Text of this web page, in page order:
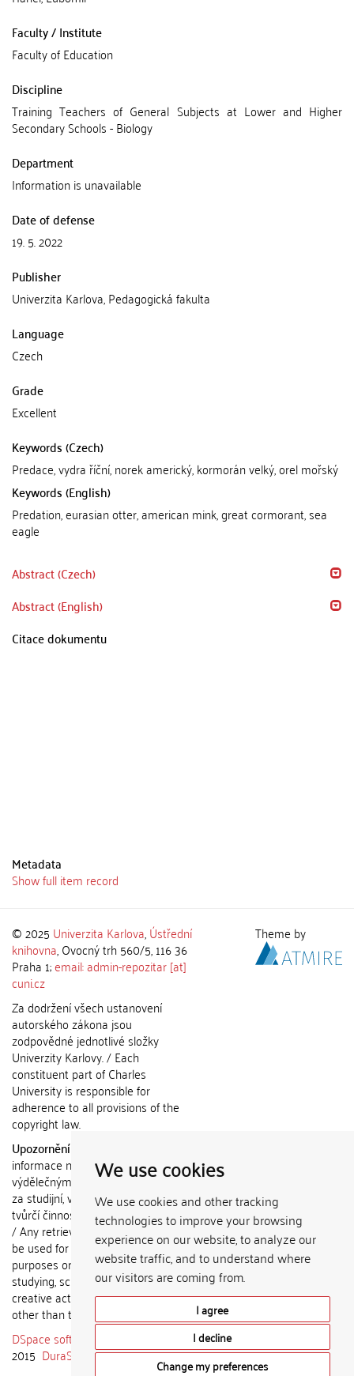
We use cookies
We use cookies and other tracking
technologies to improve your browsing
experience on our website, to analyze our
website traffic, and to understand where
our visitors are coming from.
I agree
I decline
Change my preferences
Faculty / Institute
Faculty of Education
Discipline
Training Teachers of General Subjects at Lower and Higher
Secondary Schools - Biology
Department
Information is unavailable
Date of defense
19. 5. 2022
Publisher
Univerzita Karlova, Pedagogická fakulta
Language
Czech
Grade
Excellent
Keywords (Czech)
Predace, vydra říční, norek americký, kormorán velký, orel mořský
Keywords (English)
Predation, eurasian otter, american mink, great cormorant, sea
eagle
Abstract (Czech)
Abstract (English)
Citace dokumentu
Metadata
Show full item record
© 2025 Univerzita Karlova,Ústřední
knihovna, Ovocný trh 560/5, 116 36
Praha 1;email: admin-repozitar [at]
cuni.cz
Za dodržení všech ustanovení
autorského zákona jsou
zodpovědné jednotlivé složky
Univerzity Karlovy. / Each
constituent part of Charles
University is responsible for
adherence to all provisions of the
copyright law.
Upozornění / Notice:
informace nemohou být použity k
výdělečným účelům nebo vydávány
za studijní, vědeckou nebo jinou
tvůrčí činnost jiné osoby než autora.
/ Any retrieved information shall not
be used for any commercial
purposes or claimed as results of
studying, scientific or any other
creative activities of any person
other than the author.
DSpace software
2015 DuraSpace
Theme by